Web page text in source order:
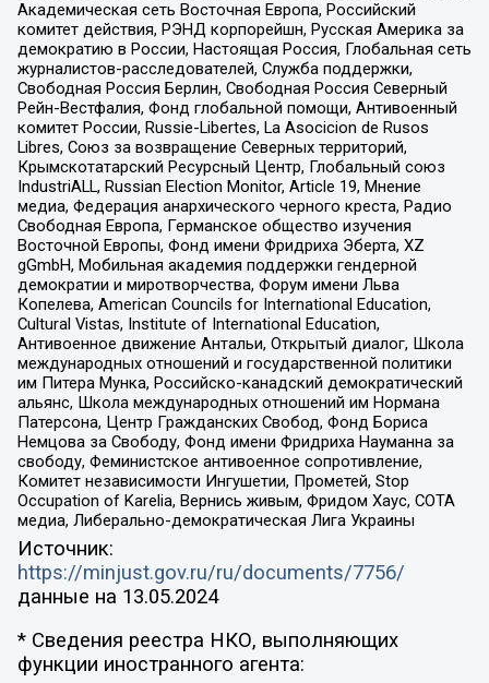
Академическая сеть Восточная Европа, Российский
комитет действия, РЭНД корпорейшн, Русская Америка за
демократию в России, Настоящая Россия, Глобальная сеть
журналистов-расследователей, Служба поддержки,
Свободная Россия Берлин, Свободная Россия Северный
Рейн-Вестфалия, Фонд глобальной помощи, Антивоенный
комитет России, Russie-Libertes, La Asocicion de Rusos
Libres, Союз за возвращение Северных территорий,
Крымскотатарский Ресурсный Центр, Глобальный союз
IndustriALL, Russian Election Monitor, Article 19, Мнение
медиа, Федерация анархического черного креста, Радио
Свободная Европа, Германское общество изучения
Восточной Европы, Фонд имени Фридриха Эберта, XZ
gGmbH, Мобильная академия поддержки гендерной
демократии и миротворчества, Форум имени Льва
Копелева, American Councils for International Education,
Cultural Vistas, Institute of International Education,
Антивоенное движение Антальи, Открытый диалог, Школа
международных отношений и государственной политики
им Питера Мунка, Российско-канадский демократический
альянс, Школа международных отношений им Нормана
Патерсона, Центр Гражданских Свобод, Фонд Бориса
Немцова за Свободу, Фонд имени Фридриха Науманна за
свободу, Феминистское антивоенное сопротивление,
Комитет независимости Ингушетии, Прометей, Stop
Occupation of Karelia, Вернись живым, Фридом Хаус, СОТА
медиа, Либерально-демократическая Лига Украины
Источник:
https://minjust.gov.ru/ru/documents/7756/
данные на 13.05.2024
* Сведения реестра НКО, выполняющих
функции иностранного агента: